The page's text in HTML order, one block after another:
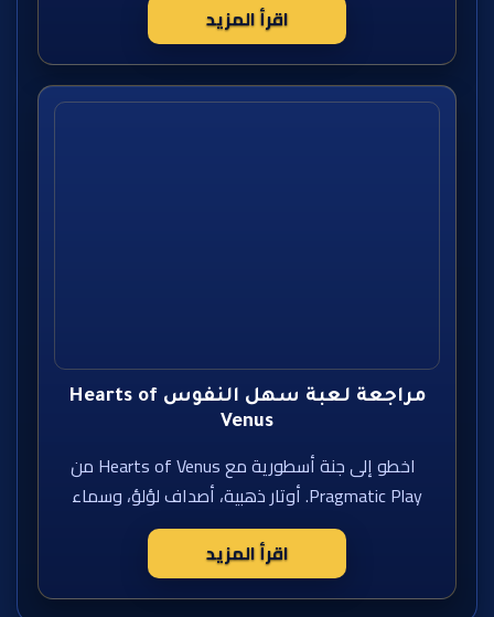
اقرأ المزيد
مراجعة لعبة سهل النفوس Hearts of
Venus
اخطو إلى جنة أسطورية مع Hearts of Venus من
Pragmatic Play. أوتار ذهبية، أصداف لؤلؤ، وسماء
اقرأ المزيد